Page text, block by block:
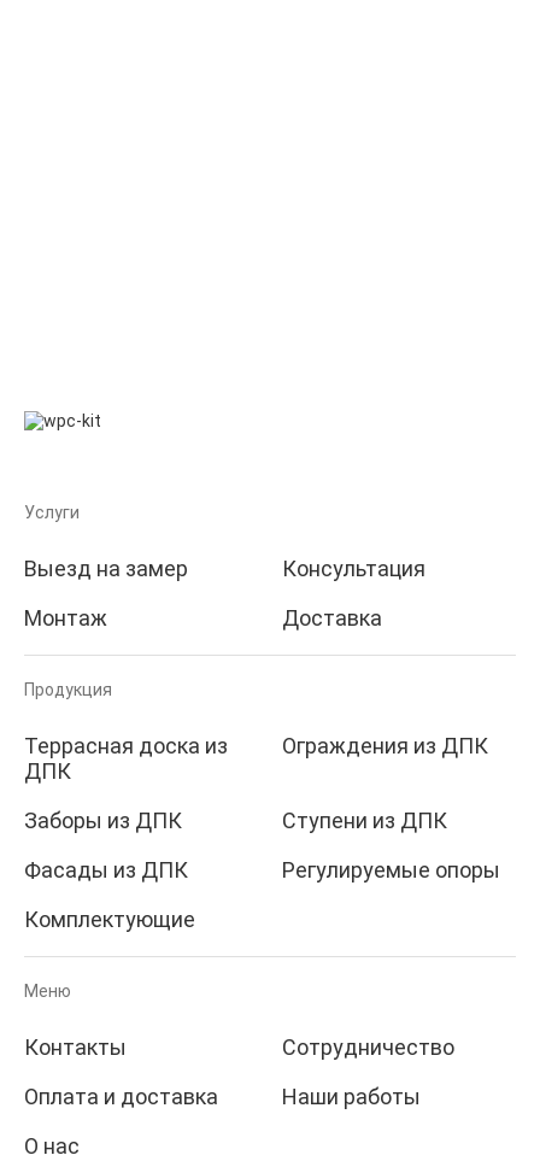
Услуги
Выезд на замер
Консультация
Монтаж
Доставка
Продукция
Террасная доска из
ДПК
Ограждения из ДПК
Заборы из ДПК
Ступени из ДПК
Фасады из ДПК
Регулируемые опоры
Комплектующие
Меню
Контакты
Сотрудничество
Оплата и доставка
Наши работы
О нас